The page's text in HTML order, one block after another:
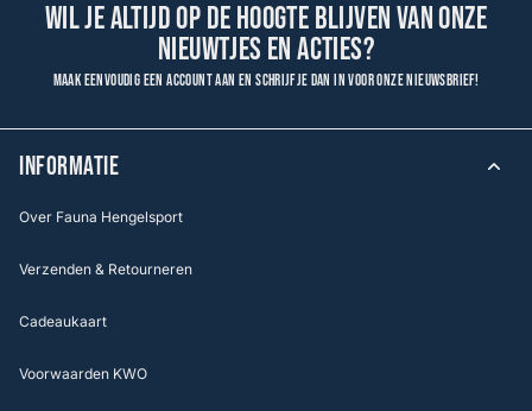
Wil je altijd op de hoogte blijven van onze
nieuwtjes en acties?
Maak eenvoudig een account aan en schrijf je dan in voor onze nieuwsbrief!
INFORMATIE
Over Fauna Hengelsport
Verzenden & Retourneren
Cadeaukaart
Voorwaarden KWO